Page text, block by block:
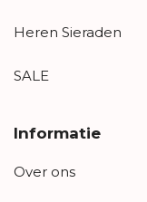
Heren Sieraden
SALE
Informatie
Over ons